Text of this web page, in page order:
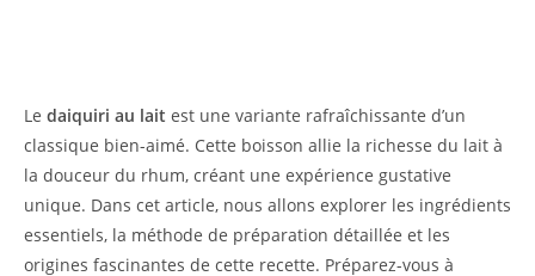
Le daiquiri au lait est une variante rafraîchissante d’un
classique bien-aimé. Cette boisson allie la richesse du lait à
la douceur du rhum, créant une expérience gustative
unique. Dans cet article, nous allons explorer les ingrédients
essentiels, la méthode de préparation détaillée et les
origines fascinantes de cette recette. Préparez-vous à